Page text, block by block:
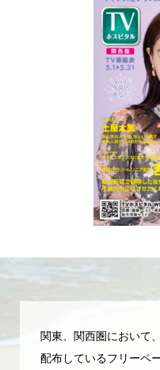
関東、関西圏において
配布しているフリーペー